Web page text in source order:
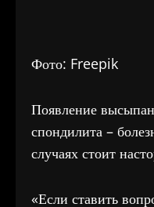
Фото: Freepik
Появление
спондилита –
случаях стоит
«Если ставить